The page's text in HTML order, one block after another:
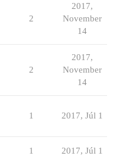
2
2017,
November
14
2
2017,
November
14
1 2017, Júl 1
1 2017, Júl 1